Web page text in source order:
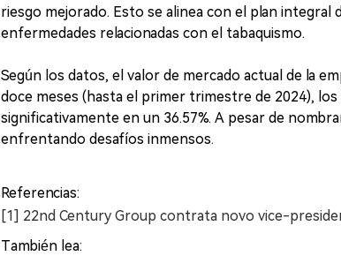
riesgo mejorado. Esto se alinea con el plan integral
enfermedades relacionadas con el tabaquismo.
Según los datos, el valor de mercado actual de la
doce meses (hasta el primer trimestre de 2024),
significativamente en un 36.57%. A pesar de
enfrentando desafíos inmensos.
Referencias:
[1] 22nd Century Group contrata novo vice-
También lea: